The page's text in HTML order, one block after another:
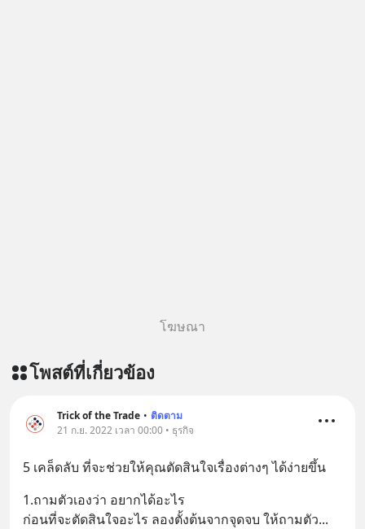
โฆษณา
โพสต์ที่เกี่ยวข้อง
Trick of the Trade • ติดตาม
21 ก.ย. 2022 เวลา 00:00 • ธุรกิจ
5 เคล็ดลับ ที่จะช่วยให้คุณตัดสินใจเรื่องต่างๆ ได้ง่ายขึ้น
1.ถามตัวเองว่า อยากได้อะไร
ก่อนที่จะตัดสินใจอะไร ลองตั้งต้นจากจุดจบ ให้ถามตัว...